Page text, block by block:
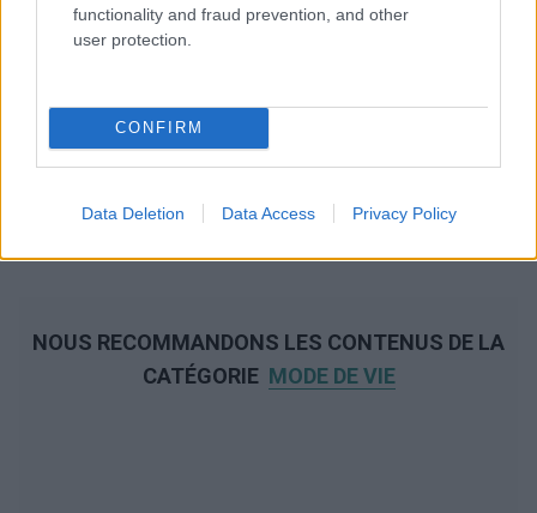
functionality and fraud prevention, and other
user protection.
CONFIRM
Data Deletion Data Access Privacy Policy
NOUS RECOMMANDONS LES CONTENUS DE LA
CATÉGORIE MODE DE VIE